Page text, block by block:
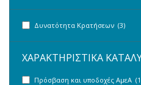
Δυνατότητα Κρατήσεων (3)
ΧΑΡΑΚΤΗΡΙΣΤΙΚΑ
Πρόσβαση και υποδοχές ΑμεΑ